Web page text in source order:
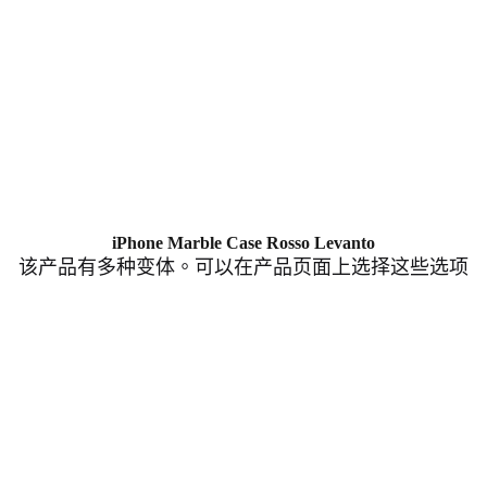
iPhone Marble Case Rosso Levanto
该产品有多种变体。可以在产品页面上选择这些选项